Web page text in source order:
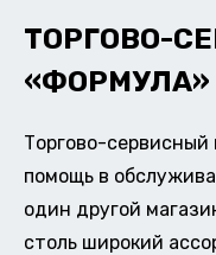
ТОРГОВО-
«ФОРМУЛА»
Торгово-
помощь в
один другой
столь широкий